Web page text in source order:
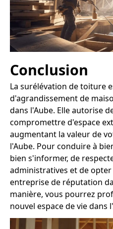
Conclusion
La surélévation de toiture
d'agrandissement de
dans l'Aube. Elle autorise
compromettre d'espace
augmentant la valeur de
l'Aube. Pour conduire à
bien s'informer, de
administratives et de
entreprise de réputation
manière, vous pourrez
nouvel espace de vie dans